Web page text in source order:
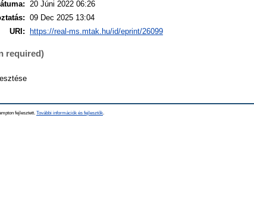
20 Júni 2022 06:26
09 Dec 2025 13:04
URI:
https://real-ms.mtak.hu/id/eprint/26099
required)
fejlesztett. További információk és fejlesztők